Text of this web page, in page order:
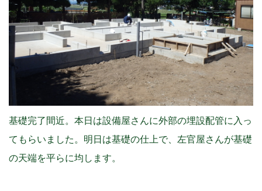
基礎完了間近。本日は設備屋さんに外部の埋設配管に入っ
てもらいました。明日は基礎の仕上で、左官屋さんが基礎
の天端を平らに均します。